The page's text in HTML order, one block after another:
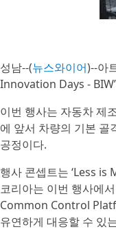
성남--(뉴스와이어)--아
Innovation Days -
이번 행사는 자동차 제
에 앞서 차량의 기본 골
공정이다.
행사 콘셉트는 ‘Less is
코리아는 이번 행사에
Common Control
유연하게 대응할 수 있